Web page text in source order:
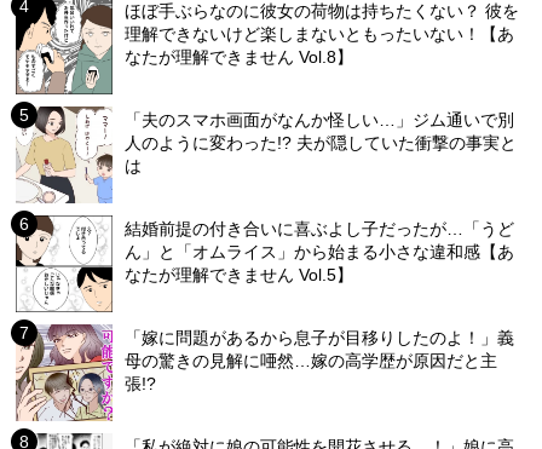
ほぼ手ぶらなのに彼女の荷物は持ちたくない？ 彼を
理解できないけど楽しまないともったいない！【あ
なたが理解できません Vol.8】
「夫のスマホ画面がなんか怪しい…」ジム通いで別
人のように変わった!? 夫が隠していた衝撃の事実と
は
結婚前提の付き合いに喜ぶよし子だったが…「うど
ん」と「オムライス」から始まる小さな違和感【あ
なたが理解できません Vol.5】
「嫁に問題があるから息子が目移りしたのよ！」義
母の驚きの見解に唖然…嫁の高学歴が原因だと主
張!?